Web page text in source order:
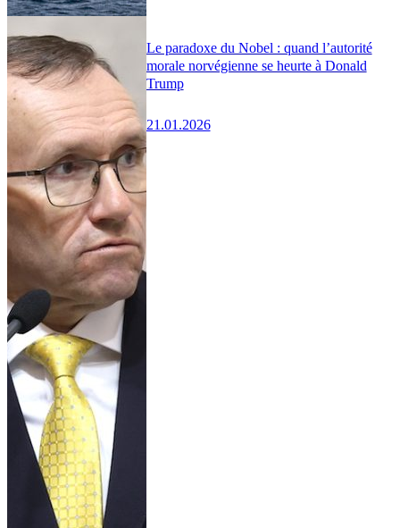
Le paradoxe du Nobel : quand l’autorité
morale norvégienne se heurte à Donald
Trump
21.01.2026